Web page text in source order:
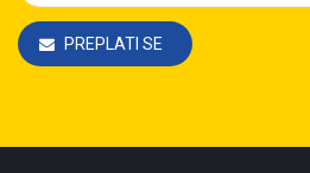
PREPLATI SE